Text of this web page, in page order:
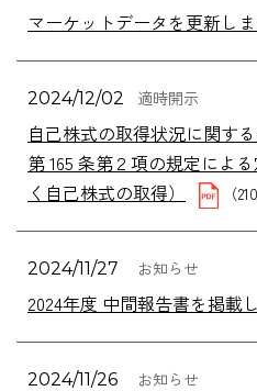
マーケットデータを更新し
2024/12/02 適時開示
自己株式の取得状況に関す
第 165 条第２項の規定によ
く自己株式の取得）
（
2024/11/27 お知らせ
2024年度 中間報告書を掲載
2024/11/26 お知らせ